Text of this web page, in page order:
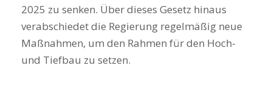
2025 zu senken. Über dieses Gesetz hinaus
verabschiedet die Regierung regelmäßig neue
Maßnahmen, um den Rahmen für den Hoch-
und Tiefbau zu setzen.